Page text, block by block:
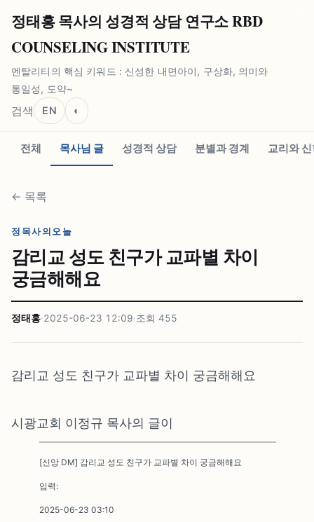
정태홍 목사의 성경적 상담 연구소 RBD
COUNSELING INSTITUTE
멘탈리티의 핵심 키워드 : 신성한 내면아이, 구상화, 의미와
통일성, 도약~
검색 EN ◐
전체 목사님 글 성경적 상담 분별과 경계 교리와
← 목록
정목사의오늘
감리교 성도 친구가 교파별 차이
궁금해해요
정태홍·2025-06-23 12:09·조회455
감리교 성도 친구가 교파별 차이 궁금해해요
시광교회 이정규 목사의 글이
[신앙 DM] 감리교 성도 친구가 교파별 차이 궁금해해요
입력:
2025-06-23 03:10